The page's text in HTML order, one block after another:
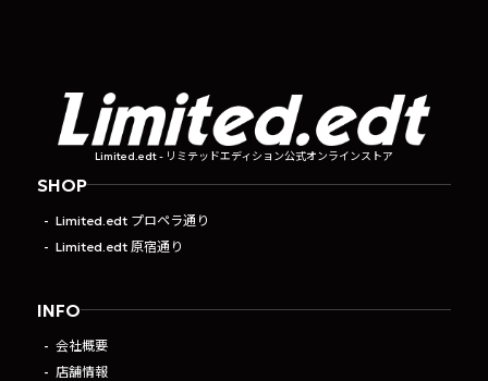
Limited.edt - リミテッドエディション公式オンラインストア
SHOP
Limited.edt プロペラ通り
Limited.edt 原宿通り
INFO
会社概要
店舗情報